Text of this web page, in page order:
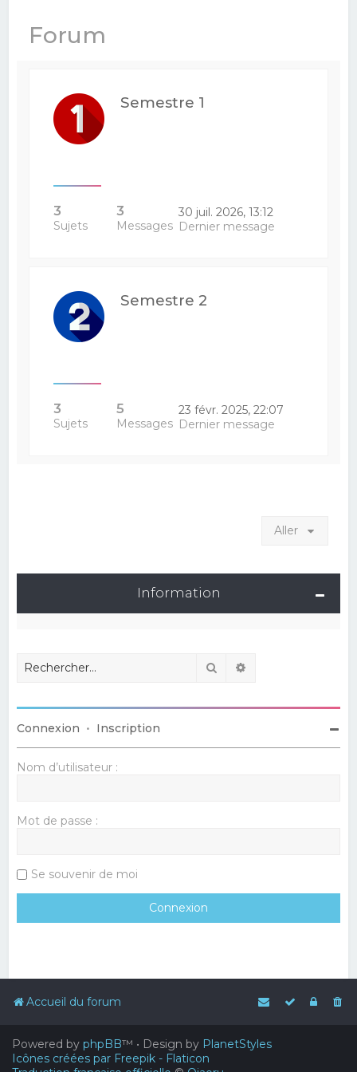
Forum
Semestre 1
3
Sujets
3
Messages
30 juil. 2026, 13:12
Dernier message
Semestre 2
3
Sujets
5
Messages
23 févr. 2025, 22:07
Dernier message
Aller
Information
Rechercher
Connexion • Inscription
Nom d’utilisateur :
Mot de passe :
Se souvenir de moi
Accueil du forum
Powered by phpBB™ • Design by PlanetStyles
Icônes créées par Freepik - Flaticon